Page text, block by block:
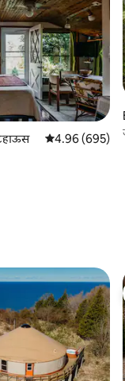
5 पैकी 4.96
4.96 (695)